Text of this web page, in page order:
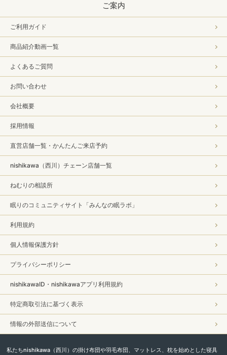
ご案内
ご利用ガイド
商品紹介動画一覧
よくあるご質問
お問い合わせ
会社概要
採用情報
直営店舗一覧・かんたんご来店予約
nishikawa（西川）チェーン店舗一覧
ねむりの相談所
眠りのコミュニティサイト「みんなの眠ラボ」
利用規約
個人情報保護方針
プライバシーポリシー
nishikawaID・nishikawaアプリ利用規約
特定商取引法に基づく表示
情報の外部送信について
私たちnishikawa（西川）の掛け布団や羽毛布団、マットレス、枕を始めとした寝具